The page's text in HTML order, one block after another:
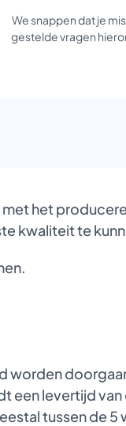
We snappen dat je
gestelde vragen
het
kwaliteit te
worden
een levertijd
tussen de 5